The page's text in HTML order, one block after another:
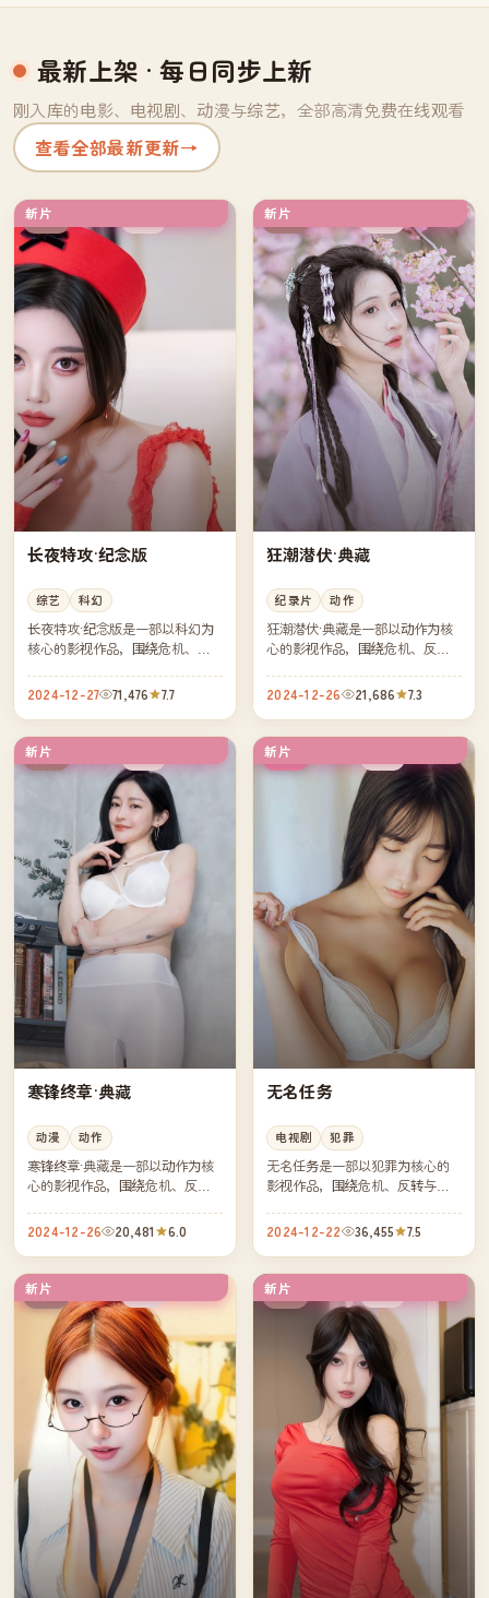
最新上架 · 每日同步上新
刚入库的电影、电视剧、动漫与综艺，全部高清免费在线观看
查看全部最新更新→
新片
中国
长夜特攻·纪念版
综艺 科幻
长夜特攻·纪念版是一部以科幻为
核心的影视作品，围绕危机、反
凑，值得推荐观看。
2024-12-27 71,476 7.7
新片
中国
狂潮潜伏·典藏
纪录片 动作
狂潮潜伏·典藏是一部以动作为核
心的影视作品，围绕危机、反转
凑，值得推荐观看。
2024-12-26 21,686 7.3
新片
英国
寒锋终章·典藏
动漫 动作
寒锋终章·典藏是一部以动作为核
心的影视作品，围绕危机、反转
凑，值得推荐观看。
2024-12-26 20,481 6.0
新片
韩国
无名任务
电视剧 犯罪
无名任务是一部以犯罪为核心的
影视作品，围绕危机、反转与人
得推荐观看。
2024-12-22 36,455 7.5
新片
英国 新片
中国